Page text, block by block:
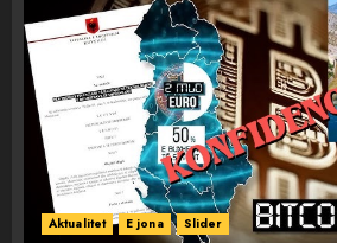
Aktualitet E jona Slider